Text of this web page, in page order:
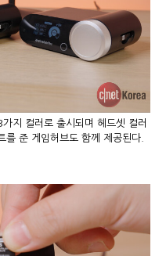
지 컬러로 출시되며 헤드셋 컬러
를 준 게임허브도 함께 제공된다.